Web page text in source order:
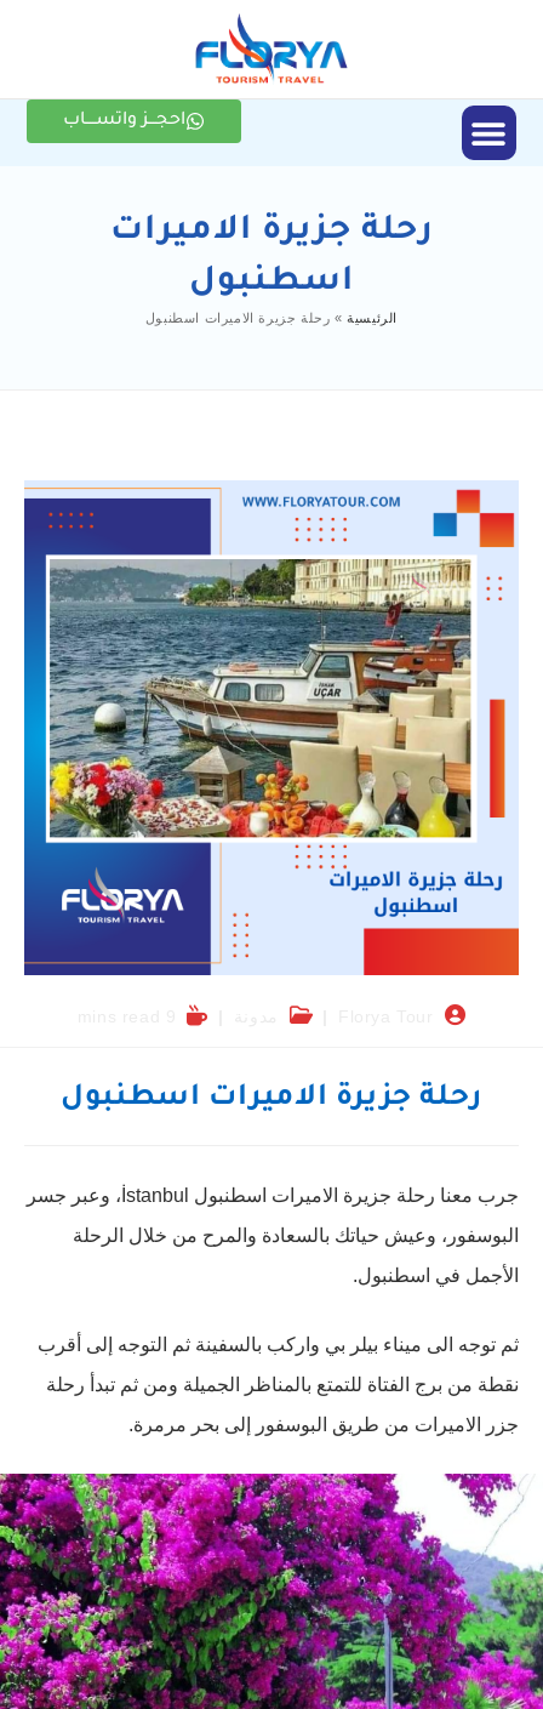
احجـــز واتســــاب
رحلة جزيرة الاميرات
اسطنبول
الرئيسية» رحلة جزيرة الاميرات اسطنبول
رحلة جزيرة الاميرات اسطنبول
جرب معنا رحلة جزيرة الاميرات اسطنبول İstanbul، وعبر جسر
البوسفور، وعيش حياتك بالسعادة والمرح من خلال الرحلة
الأجمل في اسطنبول.
ثم توجه الى ميناء بيلر بي واركب بالسفينة ثم التوجه إلى أقرب
نقطة من برج الفتاة للتمتع بالمناظر الجميلة ومن ثم تبدأ رحلة
جزر الاميرات من طريق البوسفور إلى بحر مرمرة.